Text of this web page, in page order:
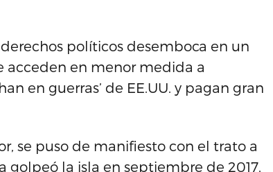
políticos desemboca en un
acceden en menor medida a
en guerras’ de EE.UU. y pagan gran
se puso de manifiesto con el trato a
golpeó la isla en septiembre de 2017,